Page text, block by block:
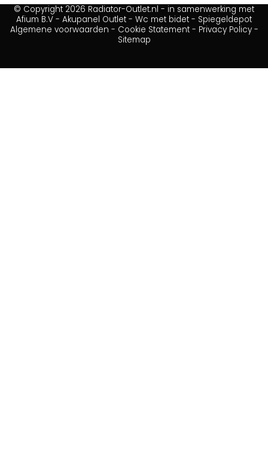
© Copyright 2026 Radiator-Outlet.nl - in samenwerking met
Afium B.V - Akupanel Outlet - Wc met bidet - Spiegeldepot
Algemene voorwaarden - Cookie Statement- Privacy Policy-
Sitemap